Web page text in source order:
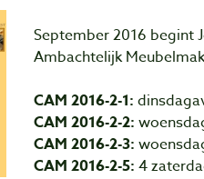
September 2016 begint
Ambachtelijk
CAM 2016-2-1:
CAM 2016-2-2:
CAM 2016-2-3:
CAM 2016-2-5: 4